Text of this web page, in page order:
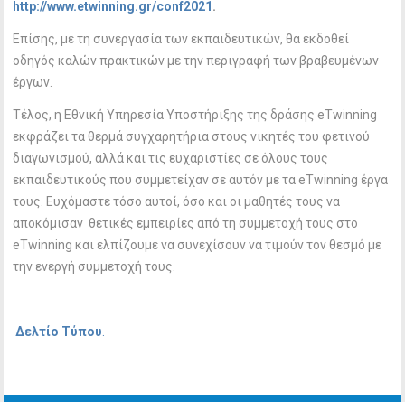
http://www.etwinning.gr/conf2021 .
Επίσης, με τη συνεργασία των εκπαιδευτικών, θα εκδοθεί
οδηγός καλών πρακτικών με την περιγραφή των βραβευμένων
έργων.
Τέλος, η Εθνική Υπηρεσία Υποστήριξης της δράσης eTwinning
εκφράζει τα θερμά συγχαρητήρια στους νικητές του φετινού
διαγωνισμού, αλλά και τις ευχαριστίες σε όλους τους
εκπαιδευτικούς που συμμετείχαν σε αυτόν με τα eTwinning έργα
τους. Ευχόμαστε τόσο αυτοί, όσο και οι μαθητές τους να
αποκόμισαν θετικές εμπειρίες από τη συμμετοχή τους στο
eTwinning και ελπίζουμε να συνεχίσουν να τιμούν τον θεσμό με
την ενεργή συμμετοχή τους.
Δελτίο Τύπου.